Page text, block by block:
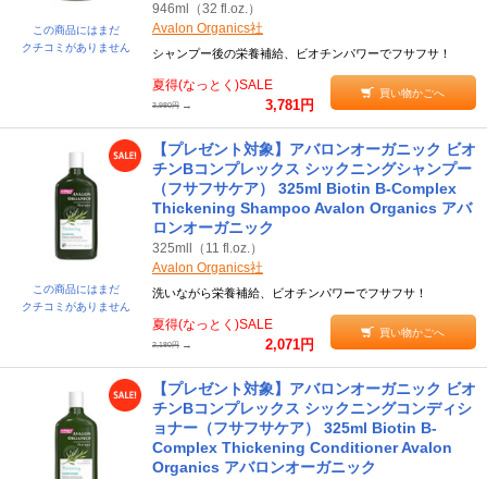
この商品にはまだ
クチコミがありません
946ml（32 fl.oz.）
Avalon Organics社
シャンプー後の栄養補給、ビオチンパワーでフサフサ！
夏得(なっとく)SALE
3,980円 → 3,781円
買い物かごへ
この商品にはまだ
クチコミがありません
【プレゼント対象】アバロンオーガニック ビオ
チンBコンプレックス シックニングシャンプー
（フサフサケア） 325ml Biotin B-Complex
Thickening Shampoo Avalon Organics アバ
ロンオーガニック
325mll（11 fl.oz.）
Avalon Organics社
洗いながら栄養補給、ビオチンパワーでフサフサ！
夏得(なっとく)SALE
2,180円 → 2,071円
買い物かごへ
【プレゼント対象】アバロンオーガニック ビオ
チンBコンプレックス シックニングコンディシ
ョナー（フサフサケア） 325ml Biotin B-
Complex Thickening Conditioner Avalon
Organics アバロンオーガニック